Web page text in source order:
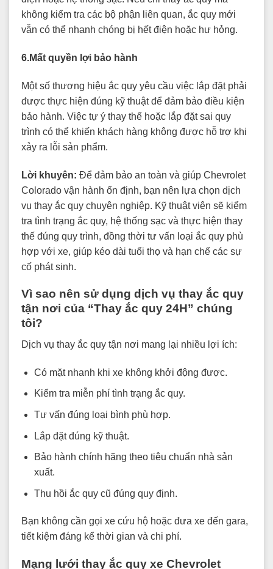
không kiểm tra các bộ phận liên quan, ắc quy mới
vẫn có thể nhanh chóng bị hết điện hoặc hư hỏng.
6.Mất quyền lợi bảo hành
Một số thương hiệu ắc quy yêu cầu việc lắp đặt phải
được thực hiện đúng kỹ thuật để đảm bảo điều kiện
bảo hành. Việc tự ý thay thế hoặc lắp đặt sai quy
trình có thể khiến khách hàng không được hỗ trợ khi
xảy ra lỗi sản phẩm.
Lời khuyên: Để đảm bảo an toàn và giúp Chevrolet
Colorado vận hành ổn định, bạn nên lựa chọn dịch
vụ thay ắc quy chuyên nghiệp. Kỹ thuật viên sẽ kiểm
tra tình trạng ắc quy, hệ thống sạc và thực hiện thay
thế đúng quy trình, đồng thời tư vấn loại ắc quy phù
hợp với xe, giúp kéo dài tuổi thọ và hạn chế các sự
cố phát sinh.
Vì sao nên sử dụng dịch vụ thay ắc quy
tận nơi của “Thay ắc quy 24H” chúng
tôi?
Dịch vụ thay ắc quy tận nơi mang lại nhiều lợi ích:
Có mặt nhanh khi xe không khởi động được.
Kiểm tra miễn phí tình trạng ắc quy.
Tư vấn đúng loại bình phù hợp.
Lắp đặt đúng kỹ thuật.
Bảo hành chính hãng theo tiêu chuẩn nhà sản
xuất.
Thu hồi ắc quy cũ đúng quy định.
Bạn không cần gọi xe cứu hộ hoặc đưa xe đến gara,
tiết kiệm đáng kể thời gian và chi phí.
Mạng lưới thay ắc quy xe Chevrolet